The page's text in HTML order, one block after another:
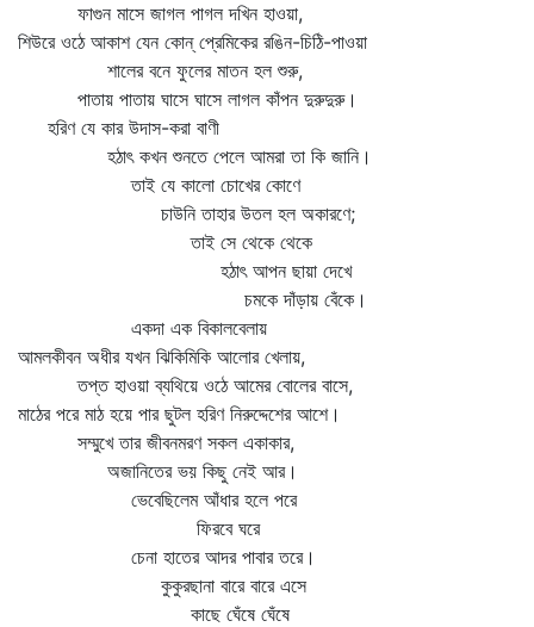
ফাগুন মাসে জাগল পাগল দখিন হাওয়া,
শিউরে ওঠে আকাশ যেন কোন্‌ প্রেমিকের রঙিন-চিঠি-পাওয়া
শালের বনে ফুলের মাতন হল শুরু,
পাতায় পাতায় ঘাসে ঘাসে লাগল কাঁপন দুরুদুরু।
হরিণ যে কার উদাস-করা বাণী
হঠাৎ কখন শুনতে পেলে আমরা তা কি জানি।
তাই যে কালো চোখের কোণে
চাউনি তাহার উতল হল অকারণে;
তাই সে থেকে থেকে
হঠাৎ আপন ছায়া দেখে
চমকে দাঁড়ায় বেঁকে।
একদা এক বিকালবেলায়
আমলকীবন অধীর যখন ঝিকিমিকি আলোর খেলায়,
তপ্ত হাওয়া ব্যথিয়ে ওঠে আমের বোলের বাসে,
মাঠের পরে মাঠ হয়ে পার ছুটল হরিণ নিরুদ্দেশের আশে।
সম্মুখে তার জীবনমরণ সকল একাকার,
অজানিতের ভয় কিছু নেই আর।
ভেবেছিলেম আঁধার হলে পরে
ফিরবে ঘরে
চেনা হাতের আদর পাবার তরে।
কুকুরছানা বারে বারে এসে
কাছে ঘেঁষে ঘেঁষে